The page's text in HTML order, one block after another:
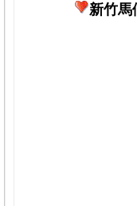
新竹馬